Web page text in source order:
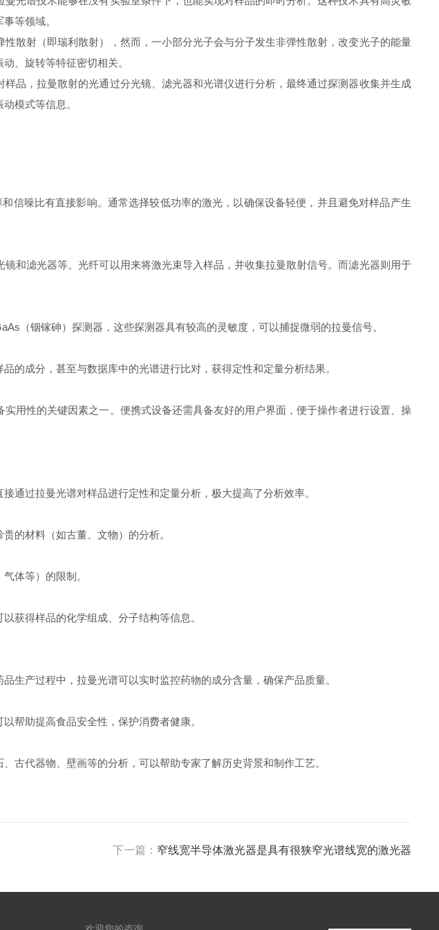
等领域。
射（即瑞利散射），然而，一小部分光子会与分子发生非弹性散射，改变光子的能量
、旋转等特征密切相关。
，拉曼散射的光通过分光镜、滤光器和光谱仪进行分析，最终通过探测器收集并生成
模式等信息。
噪比有直接影响。通常选择较低功率的激光，以确保设备轻便，并且避免对样品产生
滤光器等。光纤可以用来将激光束导入样品，并收集拉曼散射信号。而滤光器则用于
铟镓砷）探测器，这些探测器具有较高的灵敏度，可以捕捉微弱的拉曼信号。
成分，甚至与数据库中的光谱进行比对，获得定性和定量分析结果。
性的关键因素之一。便携式设备还需具备友好的用户界面，便于操作者进行设置、操
过拉曼光谱对样品进行定性和定量分析，极大提高了分析效率。
的材料（如古董、文物）的分析。
体等）的限制。
得样品的化学组成、分子结构等信息。
产过程中，拉曼光谱可以实时监控药物的成分含量，确保产品质量。
助提高食品安全性，保护消费者健康。
代器物、壁画等的分析，可以帮助专家了解历史背景和制作工艺。
下一篇： 窄线宽半导体激光器是具有很狭窄光谱线宽的激光器